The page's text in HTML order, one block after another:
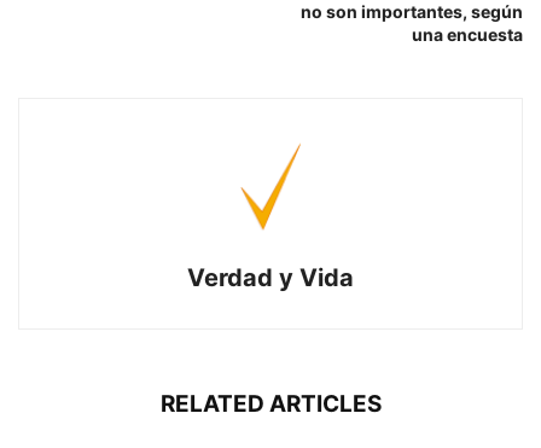
no son importantes, según
una encuesta
Verdad y Vida
RELATED ARTICLES